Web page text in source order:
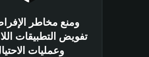
ومنع مخاطر
تفويض التطبيقات
وعمليات